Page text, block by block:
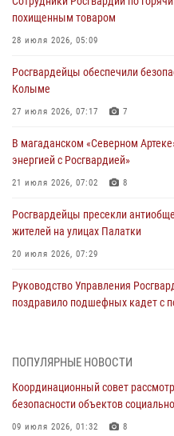
похищенным товаром
28 июля 2026, 05:09
Росгвардейцы обеспечили
Колыме
27 июля 2026, 07:17 7
В магаданском «Северном
энергией с Росгвардией»
21 июля 2026, 07:02 8
Росгвардейцы пресекли
жителей на улицах Палатки
20 июля 2026, 07:29
Руководство Управления
поздравило подшефных кадет с
При содействии СОБР
17 июля 2026, 04:06
«Каникулы с Росгвардией»
ПОПУЛЯРНЫЕ НОВОСТИ
Координационный совет
безопасности объектов
09 июля 2026, 01:32 8